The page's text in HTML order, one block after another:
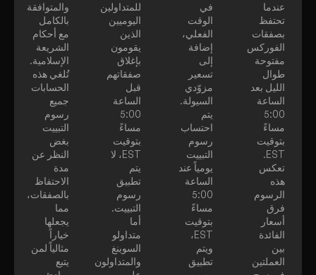
عندما
تحتفظ
بصفقات
الفوركس
مفتوحة
طوال
الليل بعد
الساعة
5:00
مساءً
بتوقيت
EST.
تعكس
هذه
الرسوم
فرق
أسعار
الفائدة
بين
العملتين
في
الوقت
الفعلي،
إضافة
إلى
تسعير
مزوّدي
السيولة.
يتم
احتساب
رسوم
التبييت
يومياً عند
الساعة
5:00
مساءً
بتوقيت
EST،
ويتم
تطبيق
للمتداولين
اليوميين
الذين
يقومون
بإغلاق
صفقاتهم
قبل
الساعة
5:00
مساءً
بتوقيت
EST، لا
يتم
تطبيق
رسوم
التبييت.
أما
متداولو
السوينغ
والمتداولون
والمتوافقة
بالكامل
مع أحكام
الشريعة
الإسلامية.
تُلغي هذه
الحسابات
جميع
رسوم
التبييت
بغض
النظر عن
مدة
الاحتفاظ
بالصفقات،
مما
يجعلها
خياراً
مثالياً لمن
يتبع